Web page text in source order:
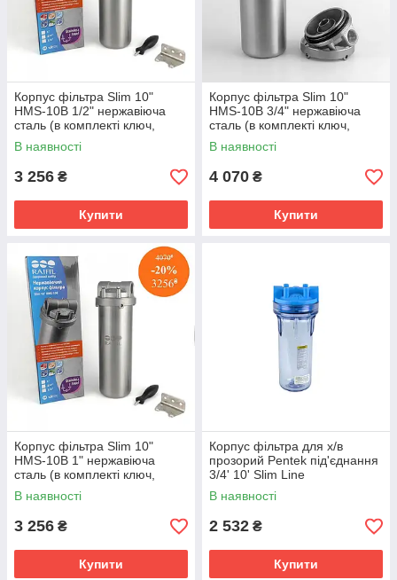
Корпус фільтра Slim 10"
HMS-10B 1/2" нержавіюча
сталь (в комплекті ключ,
кронштейн, саморізи)
В наявності
3 256 ₴
Купити
Корпус фільтра Slim 10"
HMS-10B 3/4" нержавіюча
сталь (в комплекті ключ,
кронштейн, саморізи)
В наявності
4 070 ₴
Купити
Корпус фільтра Slim 10"
HMS-10B 1" нержавіюча
сталь (в комплекті ключ,
кронштейн, саморізи)
В наявності
3 256 ₴
Купити
Корпус фільтра для х/в
прозорий Pentek під'єднання
3/4' 10' Slim Line
В наявності
2 532 ₴
Купити